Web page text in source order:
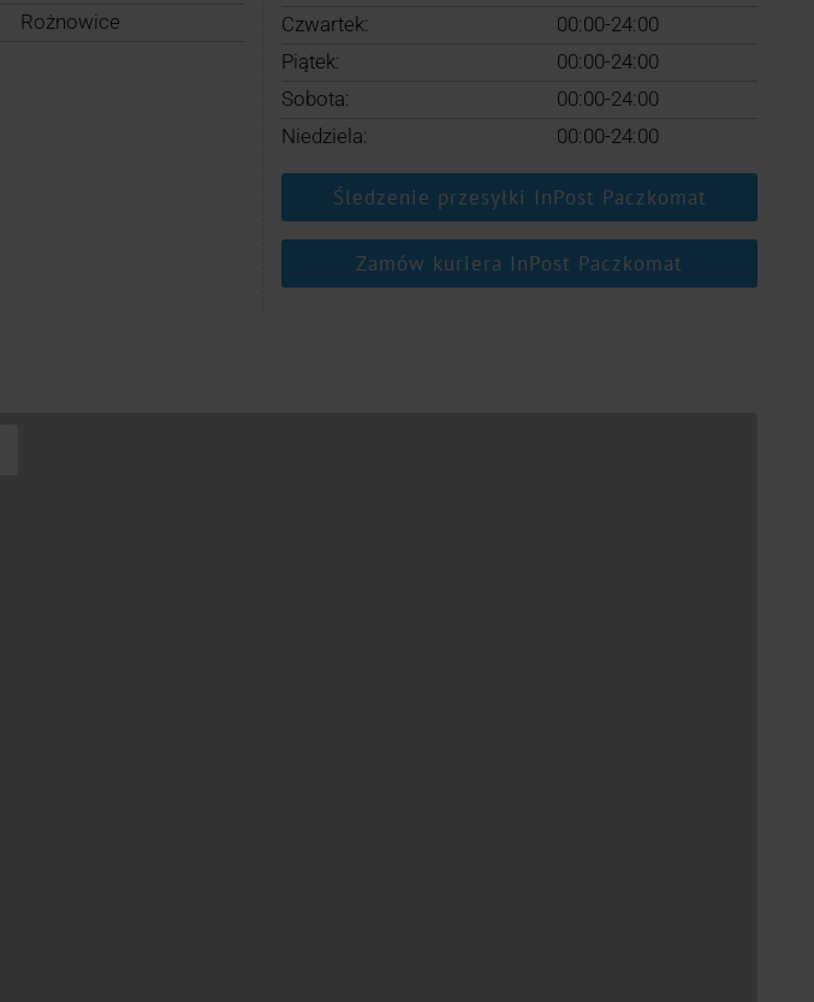
Rożnowice
Czwartek:
00:00-24:00
Piątek:
00:00-24:00
Sobota:
00:00-24:00
Niedziela:
00:00-24:00
Śledzenie przesyłki InPost Paczkomat
Zamów kuriera InPost Paczkomat